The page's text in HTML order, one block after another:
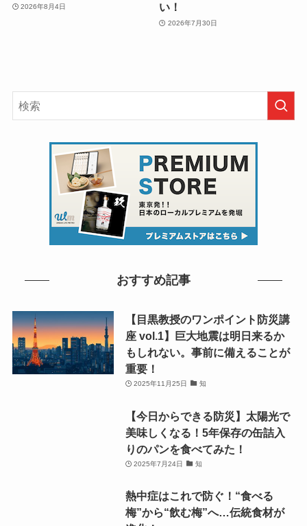
2026年8月4日
い！
2026年7月30日
おすすめ記事
【目黒教授のワンポイント防災講
座 vol.1】巨大地震は明日来るか
もしれない。事前に備えることが
重要！
2025年11月25日 知
【今日からできる防災】太陽光で
美味しくなる！5年保存の缶詰入
りのパンを食べてみた！
2025年7月24日 知
熱中症はこれで防ぐ！“食べる
梅”から“飲む梅”へ…伝統食材が